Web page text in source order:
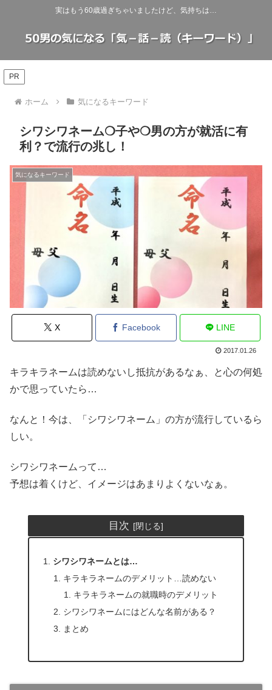
実はもう60歳過ぎちゃいましたけど、気持ちは…
PR
ホーム 気になるキーワード
シワシワネーム❍子や❍男の方が就活に有
利？で流行の兆し！
気になるキーワード
X Facebook LINE
2017.01.26
キラキラネームは読めないし抵抗があるなぁ、と心の何処
かで思っていたら…
なんと！今は、「シワシワネーム」の方が流行しているら
しい。
シワシワネームって…
予想は着くけど、イメージはあまりよくないなぁ。
目次
シワシワネームとは…
キラキラネームのデメリット…読めない
キラキラネームの就職時のデメリット
シワシワネームにはどんな名前がある？
まとめ